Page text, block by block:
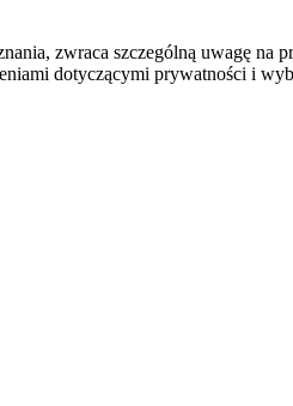
zwraca szczególną uwagę na
dotyczącymi prywatności i